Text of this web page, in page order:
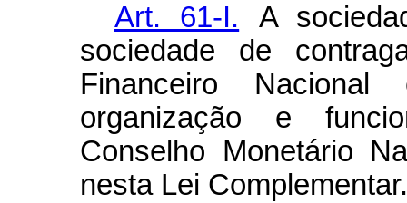
Art. 61-I.
A
sociedade de
Financeiro
organização e
Conselho Monetário
nesta Lei